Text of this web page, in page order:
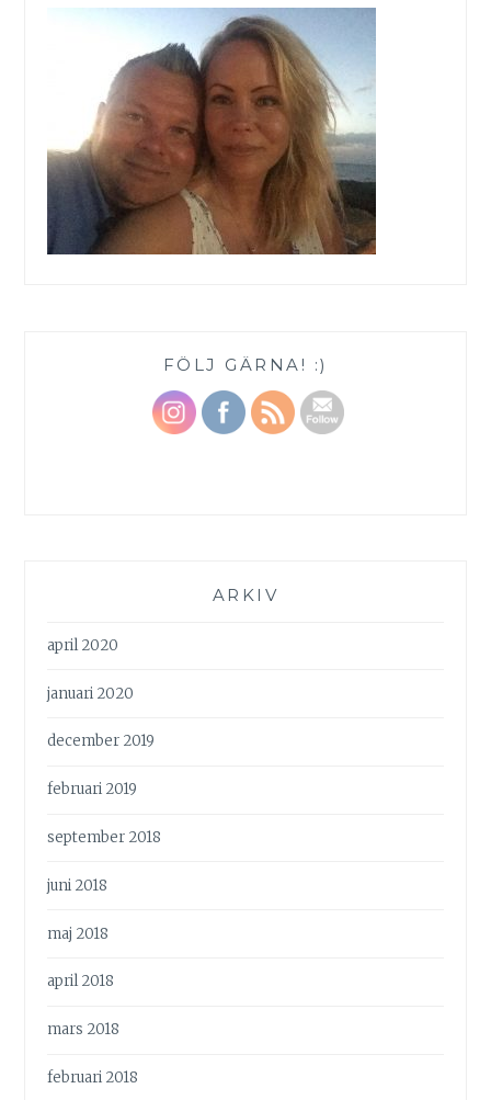
FÖLJ GÄRNA! :)
ARKIV
april 2020
januari 2020
december 2019
februari 2019
september 2018
juni 2018
maj 2018
april 2018
mars 2018
februari 2018